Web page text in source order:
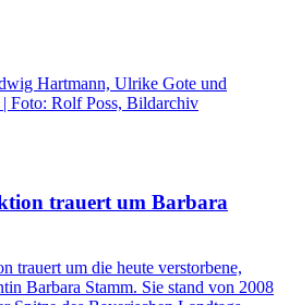
Hartmann, Ulrike Gote und
Foto: Rolf Poss, Bildarchiv
trauert um Barbara
trauert um die heute verstorbene,
Barbara Stamm. Sie stand von 2008